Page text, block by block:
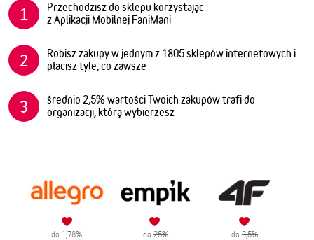
1
Przechodzisz do sklepu korzystając
z Aplikacji Mobilnej FaniMani
2
Robisz zakupy w jednym z 1805 sklepów internetowych i
płacisz tyle, co zawsze
3
średnio 2,5% wartości Twoich zakupów trafi do
organizacji, którą wybierzesz
do 1,78% do25% do3,5%